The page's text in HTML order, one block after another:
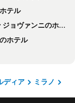
テル
ョヴァンニのホテル
ホテル
ディア
ミラノ